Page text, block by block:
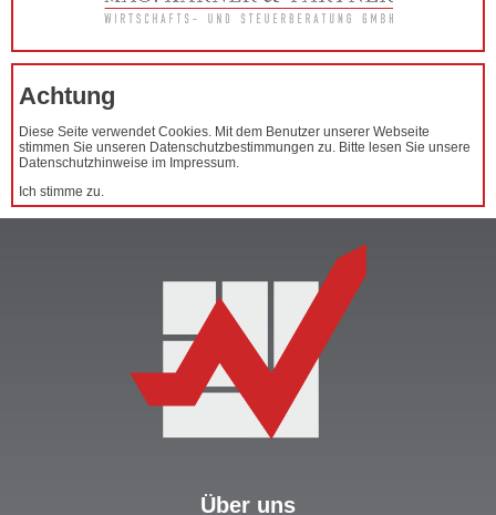
Achtung
Diese Seite verwendet Cookies. Mit dem Benutzer unserer Webseite
stimmen Sie unseren Datenschutzbestimmungen zu. Bitte lesen Sie unsere
Datenschutzhinweise im Impressum.
Ich stimme zu.
Über uns